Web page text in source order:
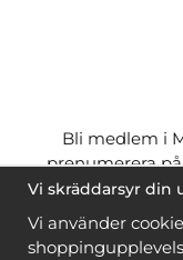
Bli medlem i
prenumerera
ner många
när du handlar
är
Vi skräddarsyr din
Vi använder